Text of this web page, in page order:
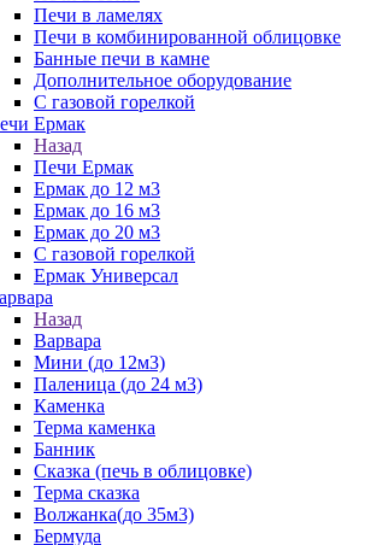
Печи в ламелях
Печи в комбинированной облицовке
Банные печи в камне
Дополнительное оборудование
С газовой горелкой
Ермак
Назад
Печи Ермак
Ермак до 12 м3
Ермак до 16 м3
Ермак до 20 м3
С газовой горелкой
Ермак Универсал
Назад
Варвара
Мини (до 12м3)
Паленица (до 24 м3)
Каменка
Терма каменка
Банник
Сказка (печь в облицовке)
Терма сказка
Волжанка(до 35м3)
Бермуда